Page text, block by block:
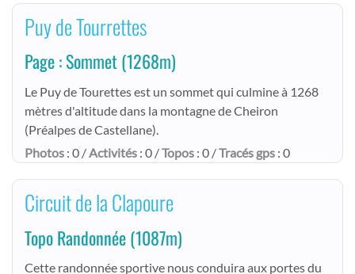
Puy de Tourrettes
Page : Sommet(1268m)
Le Puy de Tourettes est un sommet qui culmine à 1268
mètres d'altitude dans la montagne de Cheiron
(Préalpes de Castellane).
Photos : 0 /Activités : 0 /Topos : 0 /Tracés gps : 0
Circuit de la Clapoure
Topo Randonnée(1087m)
Cette randonnée sportive nous conduira aux portes du